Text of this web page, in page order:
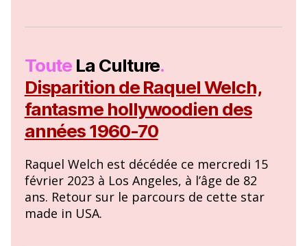
Toute La Culture.
Disparition de Raquel Welch,
fantasme hollywoodien des
années 1960-70
Raquel Welch est décédée ce mercredi 15
février 2023 à Los Angeles, à l’âge de 82
ans. Retour sur le parcours de cette star
made in USA.